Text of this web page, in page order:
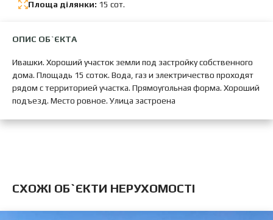
Площа ділянки: 15 сот.
ОПИС ОБ`ЄКТА
Ивашки. Хороший участок земли под застройку собственного
дома. Площадь 15 соток. Вода, газ и электричество проходят
рядом с территорией участка. Прямоугольная форма. Хороший
подъезд. Место ровное. Улица застроена
CХОЖІ ОБ`ЄКТИ НЕРУХОМОСТІ